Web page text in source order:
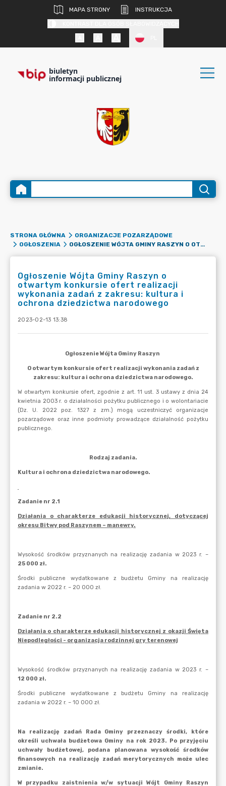
MAPA STRONY
INSTRUKCJA
biuletyn
informacji publicznej
STRONA GŁÓWNA
ORGANIZACJE POZARZĄDOWE
OGŁOSZENIA
OGŁOSZENIE WÓJTA GMINY RASZYN O OTWARTYM KONKURSIE OFERT REALIZACJI WYKONANIA ZADAŃ Z ZAKRESU: KULTURA I OCHRONA DZIEDZICTWA NARODOWEGO
Ogłoszenie Wójta Gminy Raszyn o
otwartym konkursie ofert realizacji
wykonania zadań z zakresu: kultura i
ochrona dziedzictwa narodowego
2023-02-13 13:38